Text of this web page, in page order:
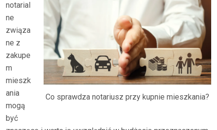
Co sprawdza notariusz przy kupnie mieszkania?
notarial
ne
związa
ne z
zakupe
m
mieszk
ania
mogą
być